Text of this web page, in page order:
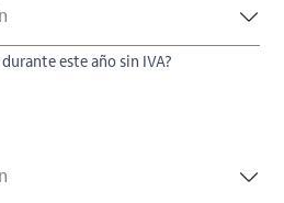
este año sin IVA?